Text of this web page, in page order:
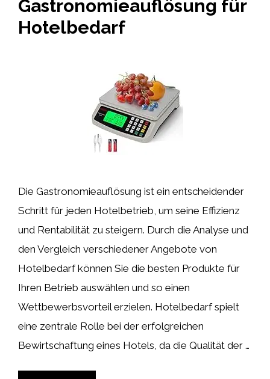
Gastronomieauflösung für
Hotelbedarf
Die Gastronomieauflösung ist ein entscheidender
Schritt für jeden Hotelbetrieb, um seine Effizienz
und Rentabilität zu steigern. Durch die Analyse und
den Vergleich verschiedener Angebote von
Hotelbedarf können Sie die besten Produkte für
Ihren Betrieb auswählen und so einen
Wettbewerbsvorteil erzielen. Hotelbedarf spielt
eine zentrale Rolle bei der erfolgreichen
Bewirtschaftung eines Hotels, da die Qualität der …